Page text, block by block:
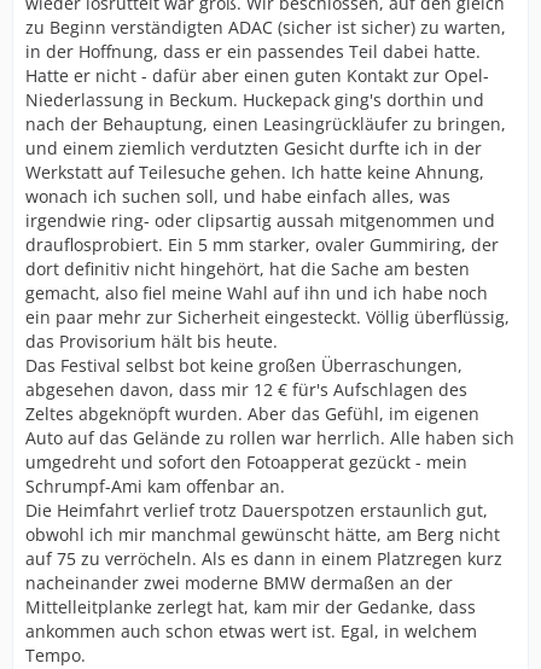
zu Beginn verständigten ADAC (sicher ist sicher) zu warten,
in der Hoffnung, dass er ein passendes Teil dabei hatte.
Hatte er nicht - dafür aber einen guten Kontakt zur Opel-
Niederlassung in Beckum. Huckepack ging's dorthin und
nach der Behauptung, einen Leasingrückläufer zu bringen,
und einem ziemlich verdutzten Gesicht durfte ich in der
Werkstatt auf Teilesuche gehen. Ich hatte keine Ahnung,
wonach ich suchen soll, und habe einfach alles, was
irgendwie ring- oder clipsartig aussah mitgenommen und
drauflosprobiert. Ein 5 mm starker, ovaler Gummiring, der
dort definitiv nicht hingehört, hat die Sache am besten
gemacht, also fiel meine Wahl auf ihn und ich habe noch
ein paar mehr zur Sicherheit eingesteckt. Völlig überflüssig,
das Provisorium hält bis heute.
Das Festival selbst bot keine großen Überraschungen,
abgesehen davon, dass mir 12 € für's Aufschlagen des
Zeltes abgeknöpft wurden. Aber das Gefühl, im eigenen
Auto auf das Gelände zu rollen war herrlich. Alle haben sich
umgedreht und sofort den Fotoapperat gezückt - mein
Schrumpf-Ami kam offenbar an.
Die Heimfahrt verlief trotz Dauerspotzen erstaunlich gut,
obwohl ich mir manchmal gewünscht hätte, am Berg nicht
auf 75 zu verröcheln. Als es dann in einem Platzregen kurz
nacheinander zwei moderne BMW dermaßen an der
Mittelleitplanke zerlegt hat, kam mir der Gedanke, dass
ankommen auch schon etwas wert ist. Egal, in welchem
Tempo.